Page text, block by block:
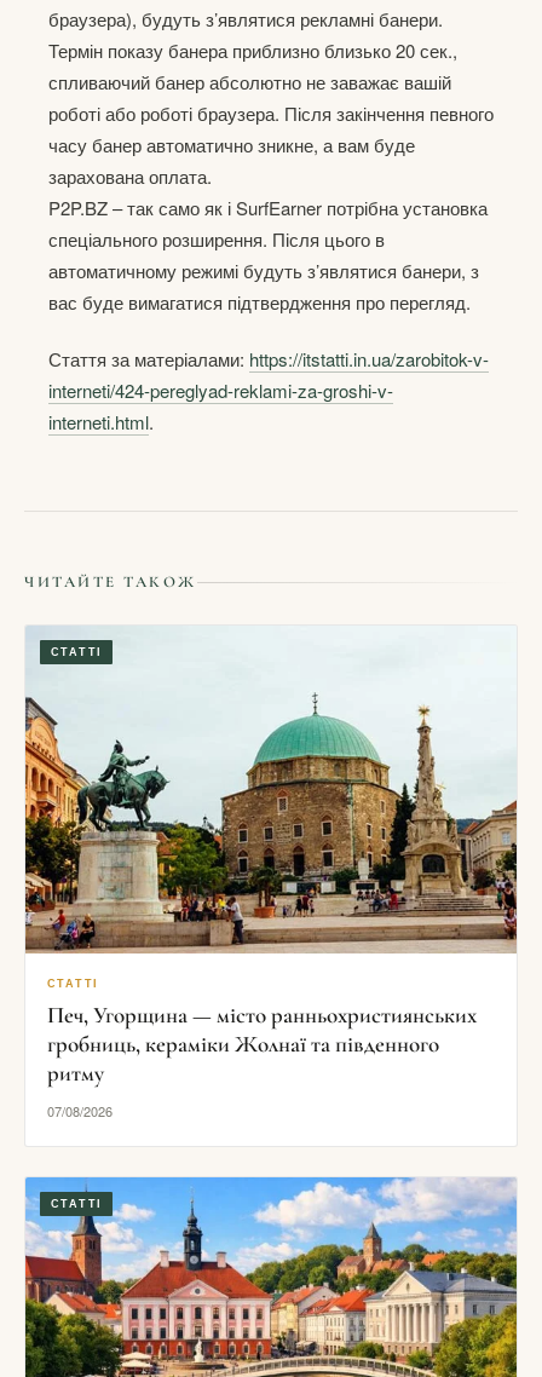
браузера), будуть з’являтися рекламні банери.
Термін показу банера приблизно близько 20 сек.,
спливаючий банер абсолютно не заважає вашій
роботі або роботі браузера. Після закінчення певного
часу банер автоматично зникне, а вам буде
зарахована оплата.
P2P.BZ – так само як і SurfEarner потрібна установка
спеціального розширення. Після цього в
автоматичному режимі будуть з’являтися банери, з
вас буде вимагатися підтвердження про перегляд.
Стаття за матеріалами: https://itstatti.in.ua/zarobitok-v-
interneti/424-pereglyad-reklami-za-groshi-v-
interneti.html.
ЧИТАЙТЕ ТАКОЖ
СТАТТІ
СТАТТІ
Печ, Угорщина — місто ранньохристиянських
гробниць, кераміки Жолнаї та південного
ритму
07/08/2026
СТАТТІ